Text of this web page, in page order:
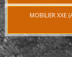
MOBILIER XXE